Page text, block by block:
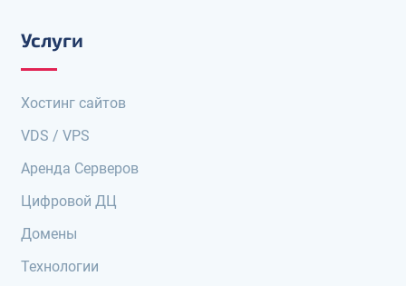
Услуги
Хостинг сайтов
VDS / VPS
Аренда Серверов
Цифровой ДЦ
Домены
Технологии